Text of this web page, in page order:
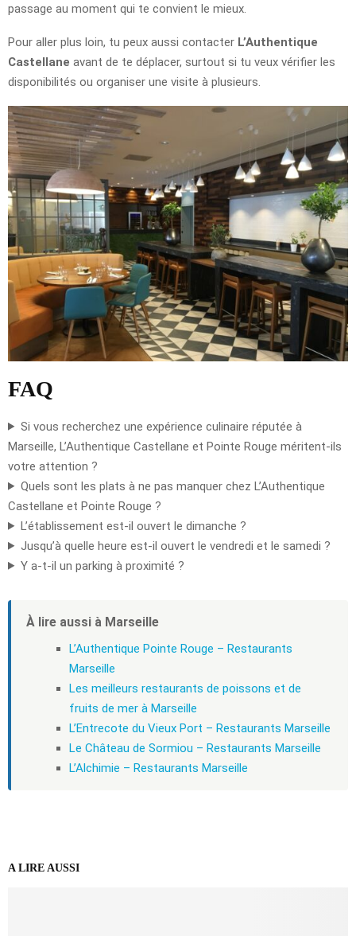
passage au moment qui te convient le mieux.
Pour aller plus loin, tu peux aussi contacter L’Authentique
Castellane avant de te déplacer, surtout si tu veux vérifier les
disponibilités ou organiser une visite à plusieurs.
FAQ
Si vous recherchez une expérience culinaire réputée à
Marseille, L’Authentique Castellane et Pointe Rouge méritent-ils
votre attention ?
Quels sont les plats à ne pas manquer chez L’Authentique
Castellane et Pointe Rouge ?
L’établissement est-il ouvert le dimanche ?
Jusqu’à quelle heure est-il ouvert le vendredi et le samedi ?
Y a-t-il un parking à proximité ?
À lire aussi à Marseille
L’Authentique Pointe Rouge – Restaurants
Marseille
Les meilleurs restaurants de poissons et de
fruits de mer à Marseille
L’Entrecote du Vieux Port – Restaurants Marseille
Le Château de Sormiou – Restaurants Marseille
L’Alchimie – Restaurants Marseille
A LIRE AUSSI